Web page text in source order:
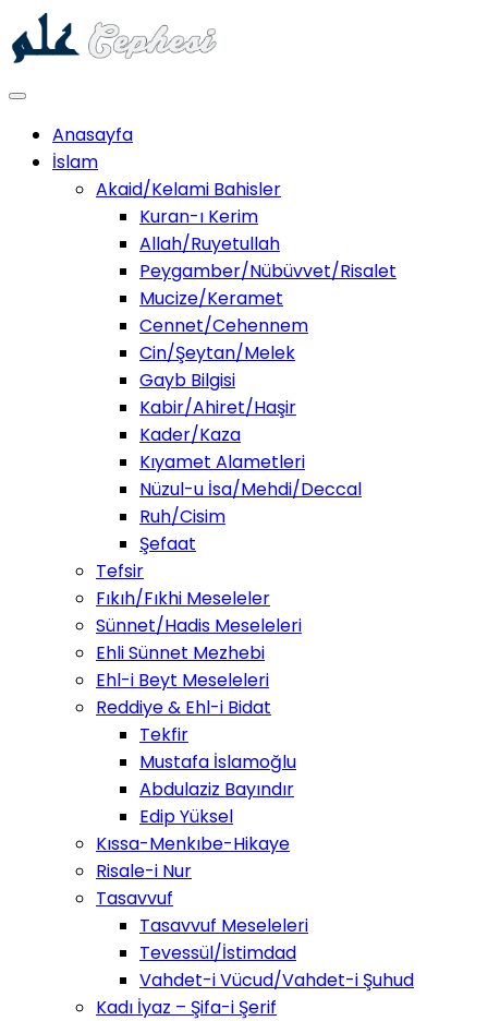
Anasayfa
İslam
Akaid/Kelami Bahisler
Kuran-ı Kerim
Allah/Ruyetullah
Peygamber/Nübüvvet/Risalet
Mucize/Keramet
Cennet/Cehennem
Cin/Şeytan/Melek
Gayb Bilgisi
Kabir/Ahiret/Haşir
Kader/Kaza
Kıyamet Alametleri
Nüzul-u İsa/Mehdi/Deccal
Ruh/Cisim
Şefaat
Tefsir
Fıkıh/Fıkhi Meseleler
Sünnet/Hadis Meseleleri
Ehli Sünnet Mezhebi
Ehl-i Beyt Meseleleri
Reddiye & Ehl-i Bidat
Tekfir
Mustafa İslamoğlu
Abdulaziz Bayındır
Edip Yüksel
Kıssa-Menkıbe-Hikaye
Risale-i Nur
Tasavvuf
Tasavvuf Meseleleri
Tevessül/İstimdad
Vahdet-i Vücud/Vahdet-i Şuhud
Kadı İyaz – Şifa-i Şerif